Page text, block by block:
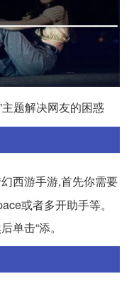
题解决网友的困惑
西游手游,首先你需要
或者多开助手等。
单击“添。